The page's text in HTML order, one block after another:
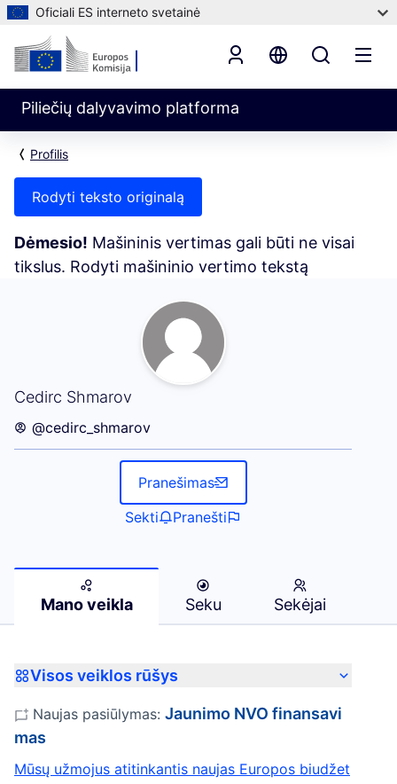
Oficiali ES interneto svetainė
Piliečių dalyvavimo platforma
Profilis
Rodyti teksto originalą
Dėmesio! Mašininis vertimas gali būti ne visai
tikslus. Rodyti mašininio vertimo tekstą
Cedirc Shmarov
Mano veikla (Cedirc Shmarov)
@cedirc_shmarov
Pranešimas
Sekti
Pranešti
Mano veikla Seku Sekėjai
Visos veiklos rūšys
Naujas pasiūlymas: Jaunimo NVO finansavi
mas
Mūsų užmojus atitinkantis naujas Europos biudžet